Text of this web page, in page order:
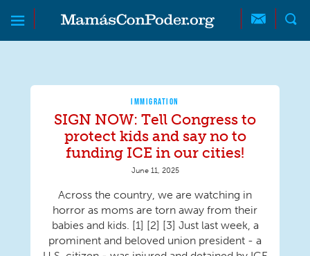
Skip to main content
Skip to main content
MamásConPoder
IMMIGRATION
SIGN NOW: Tell Congress to
protect kids and say no to
funding ICE in our cities!
June 11, 2025
Across the country, we are watching in
horror as moms are torn away from their
babies and kids. [1] [2] [3] Just last week, a
prominent and beloved union president - a